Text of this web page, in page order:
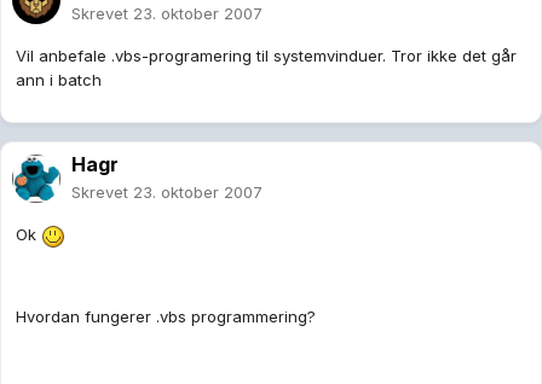
Skrevet 23. oktober 2007
Vil anbefale .vbs-programering til systemvinduer. Tror ikke det går
ann i batch
Hagr
Skrevet 23. oktober 2007
Ok
Hvordan fungerer .vbs programmering?